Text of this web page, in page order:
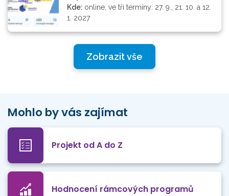
Kde: online, ve tři termíny: 27. 9., 21. 10. a 12.
1. 2027
Zobrazit vše
Mohlo by vás zajímat
Projekt od A do Z
Hodnocení rámcových programů